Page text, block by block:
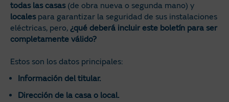
todas las casas(de obra nueva o segunda mano) y
locales para garantizar la seguridad de sus instalaciones
eléctricas, pero, ¿qué deberá incluir este boletín para ser
completamente válido?
Estos son los datos principales:
Información del titular.
Dirección de la casa o local.